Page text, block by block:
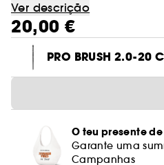
Ver descrição
20,00 €
PRO BRUSH 2.0-20
O teu presente
Garante uma
Campanhas